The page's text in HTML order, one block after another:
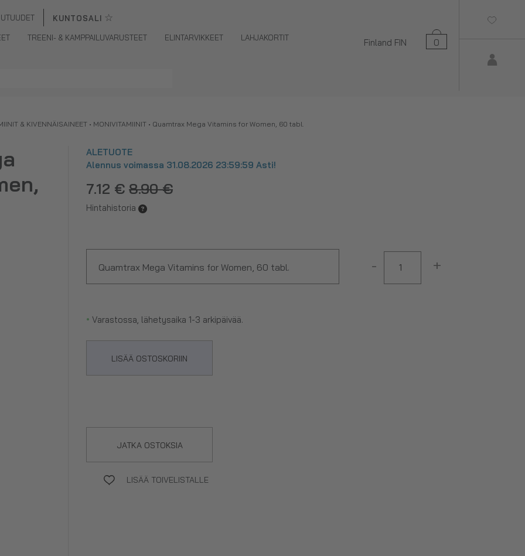
KUNTOSALI ☆
TREENI- & KAMPPAILUVARUSTEET ELINTARVIKKEET LAHJAKORTIT 0
Finland FIN
& KIVENNÄISAINEET • MONIVITAMIINIT • Quamtrax Mega Vitamins for Women, 60 tabl.
- +
Quamtrax Mega Vitamins for Women, 60 tabl.
ALETUOTE
Alennus voimassa 31.08.2026 23:59:59 Asti!
7.12 € 8.90 €
Hintahistoria
LISÄÄ OSTOSKORIIN
• Varastossa, lähetysaika 1-3 arkipäivää.
JATKA OSTOKSIA
LISÄÄ TOIVELISTALLE